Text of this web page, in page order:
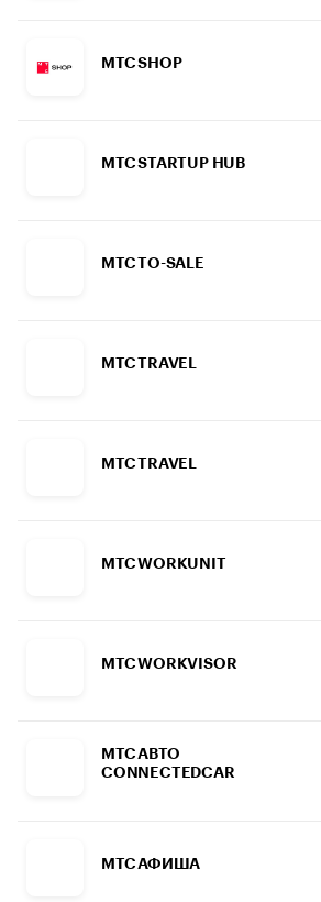
МТС SHOP
МТС STARTUP HUB
МТС TO-SALE
МТС TRAVEL
МТС TRAVEL
МТС WORKUNIT
МТС WORKVISOR
МТС АВТО
CONNECTEDCAR
МТС АФИША